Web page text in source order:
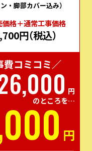
ン・脚部カバー込み）
価格＋通常⼯事価格
円（税込）
費コミコミ／
円
のところを…
円